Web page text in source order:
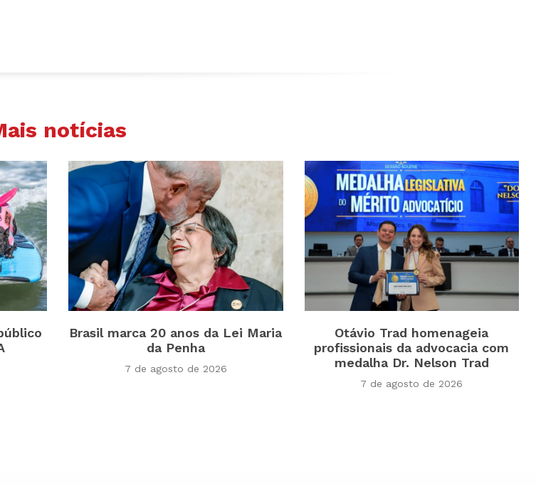
notícias
Brasil marca 20 anos da Lei Maria
da Penha
7 de agosto de 2026
Otávio Trad homenageia
profissionais da advocacia com
medalha Dr. Nelson Trad
7 de agosto de 2026